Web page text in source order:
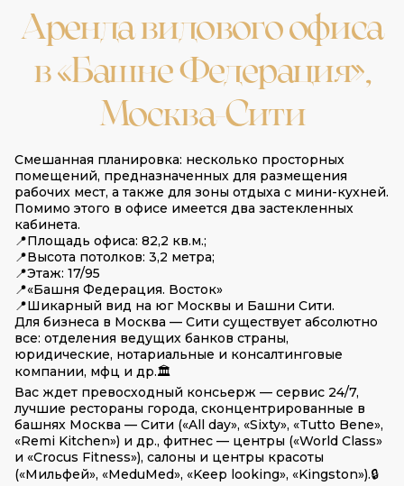
Аренда видового офиса
в «Башне Федерация»,
Москва-Сити
Смешанная планировка: несколько просторных
помещений, предназначенных для размещения
рабочих мест, а также для зоны отдыха с мини-кухней.
Помимо этого в офисе имеется два застекленных
кабинета.
📍Площадь офиса: 82,2 кв.м.;
📍Высота потолков: 3,2 метра;
📍Этаж: 17/95
📍«Башня Федерация. Восток»
📍Шикарный вид на юг Москвы и Башни Сити.
Для бизнеса в Москва — Сити существует абсолютно
все: отделения ведущих банков страны,
юридические, нотариальные и консалтинговые
компании, мфц и др.🏛️
Вас ждет превосходный консьерж — сервис 24/7,
лучшие рестораны города, сконцентрированные в
башнях Москва — Сити («All day», «Sixty», «Tutto Bene»,
«Remi Kitchen») и др., фитнес — центры («World Class»
и «Crocus Fitness»), салоны и центры красоты
(«Мильфей», «MeduMed», «Keep looking», «Kingston»).🔒